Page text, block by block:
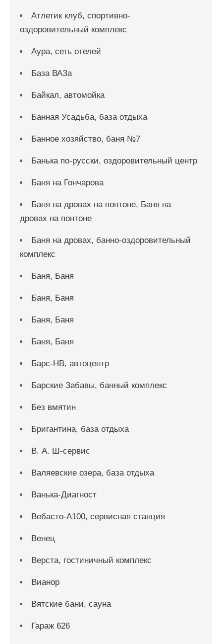
Атлетик клуб, спортивно-
оздоровительный комплекс
Аура, сеть отелей
База ВАЗа
Байкал, автомойка
Банная Усадьба, база отдыха
Банное хозяйство, баня №7
Банька по-русски, оздоровительный центр
Баня на Гончарова
Баня на дровах на понтоне, Баня на
дровах на понтоне
Баня на дровах, банно-оздоровительный
комплекс
Баня, Баня
Баня, Баня
Баня, Баня
Баня, Баня
Барс-НВ, автоцентр
Барские Забавы, банный комплекс
Без вмятин
Бригантина, база отдыха
В. А. Ш-сервис
Валяевские озера, база отдыха
Ванька-Диагност
Вебасто-А100, сервисная станция
Венец
Верста, гостиничный комплекс
Вианор
Вятские бани, сауна
Гараж 626